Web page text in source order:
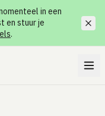
in een
en stuur je
.